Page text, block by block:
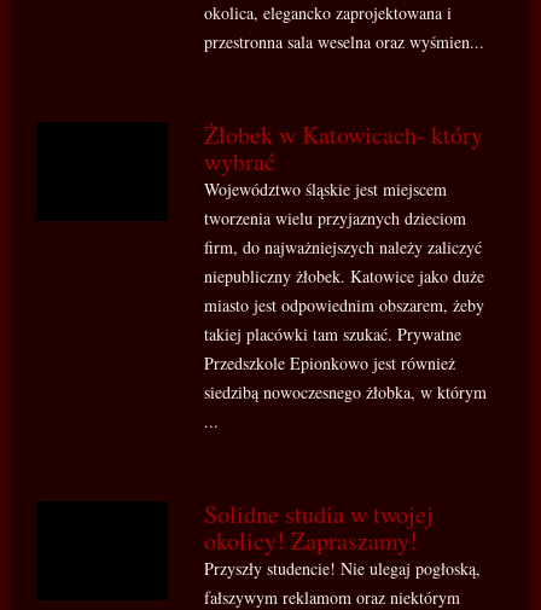
okolica, elegancko zaprojektowana i
przestronna sala weselna oraz wyśmien...
Żłobek w Katowicach- który
wybrać
Województwo śląskie jest miejscem
tworzenia wielu przyjaznych dzieciom
firm, do najważniejszych należy zaliczyć
niepubliczny żłobek. Katowice jako duże
miasto jest odpowiednim obszarem, żeby
takiej placówki tam szukać. Prywatne
Przedszkole Epionkowo jest również
siedzibą nowoczesnego żłobka, w którym
...
Solidne studia w twojej
okolicy! Zapraszamy!
Przyszły studencie! Nie ulegaj pogłoską,
fałszywym reklamom oraz niektórym